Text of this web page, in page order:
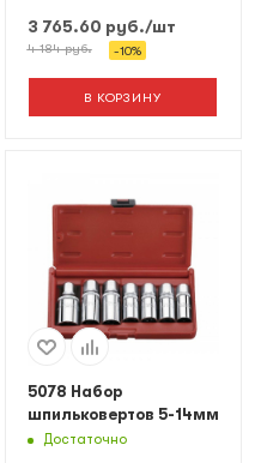
3 765.60 руб./шт
4 184руб. -10%
В КОРЗИНУ
5078 Набор
шпильковертов 5-14мм
Достаточно